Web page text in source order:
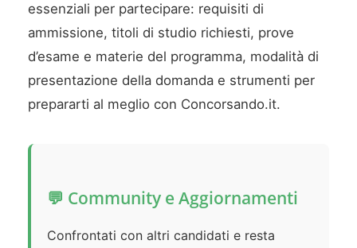
essenziali per partecipare: requisiti di
ammissione, titoli di studio richiesti, prove
d’esame e materie del programma, modalità di
presentazione della domanda e strumenti per
prepararti al meglio con Concorsando.it.
💬 Community e Aggiornamenti
Confrontati con altri candidati e resta